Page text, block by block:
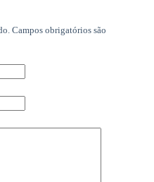
Campos obrigatórios são